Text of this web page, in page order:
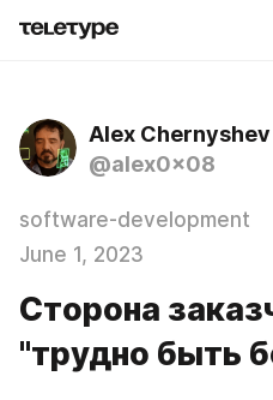
Alex Chernyshev
@alex0x08
software-development
June 1, 2023
Сторона
"трудно быть